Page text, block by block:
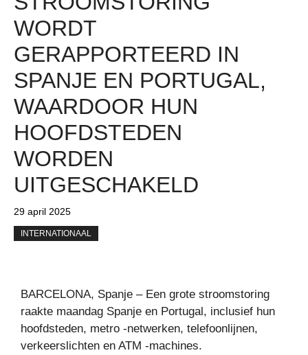
WORDT
GERAPPORTEERD IN
SPANJE EN PORTUGAL,
WAARDOOR HUN
HOOFDSTEDEN
WORDEN
UITGESCHAKELD
29 april 2025
INTERNATIONAAL
BARCELONA, Spanje – Een grote stroomstoring
raakte maandag Spanje en Portugal, inclusief hun
hoofdsteden, metro -netwerken, telefoonlijnen,
verkeerslichten en ATM -machines.